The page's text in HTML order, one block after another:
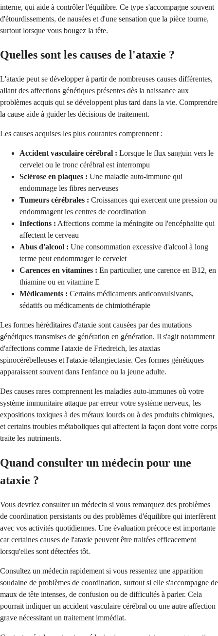
interne, qui aide à contrôler l'équilibre. Ce type s'accompagne souvent
d'étourdissements, de nausées et d'une sensation que la pièce tourne,
surtout lorsque vous bougez la tête.
Quelles sont les causes de l'ataxie ?
L'ataxie peut se développer à partir de nombreuses causes différentes,
allant des affections génétiques présentes dès la naissance aux
problèmes acquis qui se développent plus tard dans la vie. Comprendre
la cause aide à guider les décisions de traitement.
Les causes acquises les plus courantes comprennent :
Accident vasculaire cérébral : Lorsque le flux sanguin vers le
cervelet ou le tronc cérébral est interrompu
Sclérose en plaques : Une maladie auto-immune qui
endommage les fibres nerveuses
Tumeurs cérébrales : Croissances qui exercent une pression ou
endommagent les centres de coordination
Infections : Affections comme la méningite ou l'encéphalite qui
affectent le cerveau
Abus d'alcool : Une consommation excessive d'alcool à long
terme peut endommager le cervelet
Carences en vitamines : En particulier, une carence en B12, en
thiamine ou en vitamine E
Médicaments : Certains médicaments anticonvulsivants,
sédatifs ou médicaments de chimiothérapie
Les formes héréditaires d'ataxie sont causées par des mutations
génétiques transmises de génération en génération. Il s'agit notamment
d'affections comme l'ataxie de Friedreich, les ataxias
spinocérébelleuses et l'ataxie-télangiectasie. Ces formes génétiques
apparaissent souvent dans l'enfance ou la jeune adulte.
Des causes rares comprennent les maladies auto-immunes où votre
système immunitaire attaque par erreur votre système nerveux, les
expositions toxiques à des métaux lourds ou à des produits chimiques,
et certains troubles métaboliques qui affectent la façon dont votre corps
traite les nutriments.
Quand consulter un médecin pour une
ataxie ?
Vous devriez consulter un médecin si vous remarquez des problèmes
de coordination persistants ou des problèmes d'équilibre qui interfèrent
avec vos activités quotidiennes. Une évaluation précoce est importante
car certaines causes de l'ataxie peuvent être traitées efficacement
lorsqu'elles sont détectées tôt.
Consultez un médecin rapidement si vous ressentez une apparition
soudaine de problèmes de coordination, surtout si elle s'accompagne de
maux de tête intenses, de confusion ou de difficultés à parler. Cela
pourrait indiquer un accident vasculaire cérébral ou une autre affection
grave nécessitant un traitement immédiat.